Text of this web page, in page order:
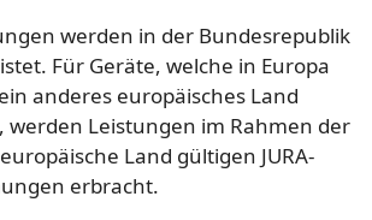
werden in der Bundesrepublik
Für Geräte, welche in Europa
anderes europäisches Land
werden Leistungen im Rahmen der
Land gültigen JURA-
erbracht.